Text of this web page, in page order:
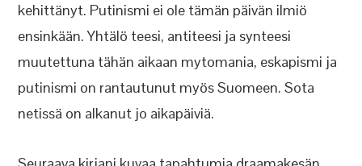
kehittänyt. Putinismi ei ole tämän päivän ilmiö
ensinkään. Yhtälö teesi, antiteesi ja synteesi
muutettuna tähän aikaan mytomania, eskapismi ja
putinismi on rantautunut myös Suomeen. Sota
netissä on alkanut jo aikapäiviä.